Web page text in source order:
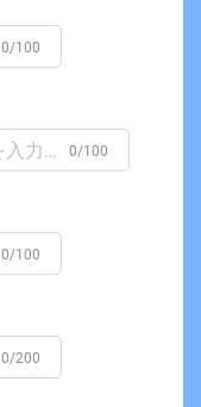
0/100
0/100
0/100
0/200